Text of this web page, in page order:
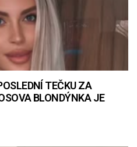
TEČKU ZA
BLONDÝNKA JE